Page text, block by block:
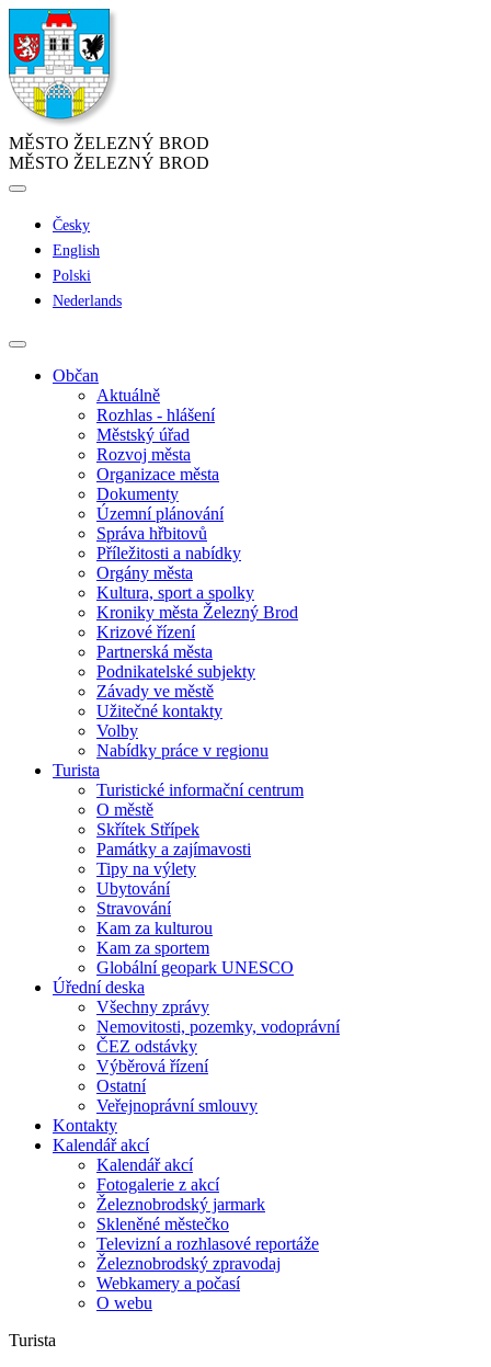
MĚSTO ŽELEZNÝ BROD
MĚSTO ŽELEZNÝ BROD
Česky
English
Polski
Nederlands
Občan
Aktuálně
Rozhlas - hlášení
Městský úřad
Rozvoj města
Organizace města
Dokumenty
Územní plánování
Správa hřbitovů
Příležitosti a nabídky
Orgány města
Kultura, sport a spolky
Kroniky města Železný Brod
Krizové řízení
Partnerská města
Podnikatelské subjekty
Závady ve městě
Užitečné kontakty
Volby
Nabídky práce v regionu
Turista
Turistické informační centrum
O městě
Skřítek Střípek
Památky a zajímavosti
Tipy na výlety
Ubytování
Stravování
Kam za kulturou
Kam za sportem
Globální geopark UNESCO
Úřední deska
Všechny zprávy
Nemovitosti, pozemky, vodoprávní
ČEZ odstávky
Výběrová řízení
Ostatní
Veřejnoprávní smlouvy
Kontakty
Kalendář akcí
Kalendář akcí
Fotogalerie z akcí
Železnobrodský jarmark
Skleněné městečko
Televizní a rozhlasové reportáže
Železnobrodský zpravodaj
Webkamery a počasí
O webu
Turista